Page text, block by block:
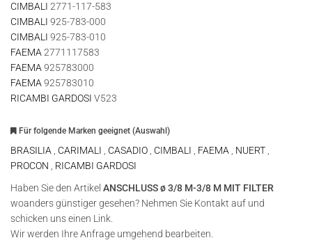
CIMBALI 2771-117-583
CIMBALI 925-783-000
CIMBALI 925-783-010
FAEMA 2771117583
FAEMA 925783000
FAEMA 925783010
RICAMBI GARDOSI V523
Für folgende Marken geeignet (Auswahl)
BRASILIA CARIMALI CASADIO CIMBALI FAEMA NUERT
PROCON
RICAMBI GARDOSI
Haben Sie den Artikel ANSCHLUSS ø 3/8 M-3/8 M MIT FILTER
woanders günstiger gesehen? Nehmen Sie Kontakt auf und
schicken uns einen Link.
Wir werden Ihre Anfrage umgehend bearbeiten.